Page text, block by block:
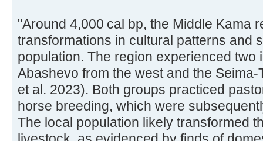
"Around 4,000 cal bp, the Middle Kama
transformations in cultural patterns and
population. The region experienced two
Abashevo from the west and the
et al. 2023). Both groups practiced
horse breeding, which were
The local population likely transformed